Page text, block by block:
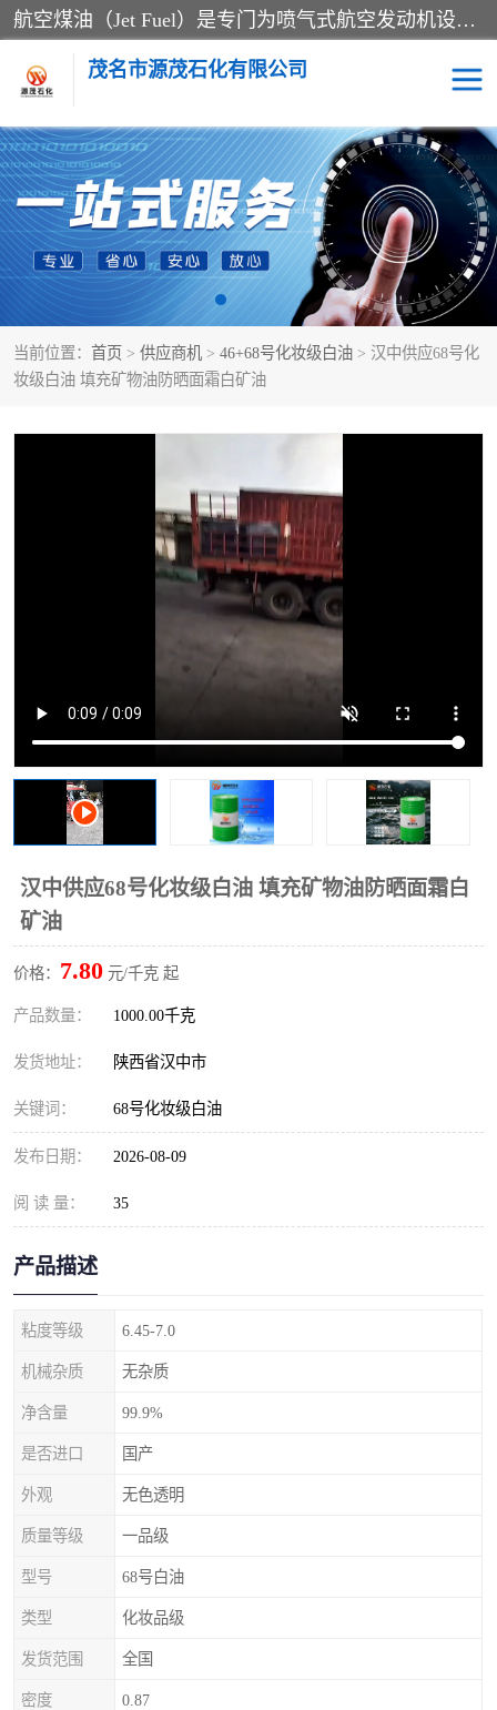
航空煤油（Jet Fuel）是专门为喷气式航空发动机设计的高纯度燃料，主要分为Jet A、Jet A-1和Jet B等类型。其特点是闪点高、低温流动性好，并添加了抗静电剂和抗氧化剂以确保飞行安全。航空煤油需
茂名市源茂石化有限公司
当前位置： 首页 > 供应商机 > 46+68号化妆级白油 > 汉中供应68号化
妆级白油 填充矿物油防晒面霜白矿油
汉中供应68号化妆级白油 填充矿物油防晒面霜白
矿油
价格： 7.80 元/千克 起
产品数量： 1000.00千克
发货地址： 陕西省汉中市
关键词： 68号化妆级白油
发布日期： 2026-08-09
阅 读 量： 35
产品描述
粘度等级 6.45-7.0
机械杂质 无杂质
净含量 99.9%
是否进口 国产
外观 无色透明
质量等级 一品级
型号 68号白油
类型 化妆品级
发货范围 全国
密度 0.87
RP3航空煤油 D20+D30溶剂油
D40+D60溶剂油 D80+D100溶剂油
6号+120号溶剂油 260号溶剂油
异构烷烃 天然乳胶